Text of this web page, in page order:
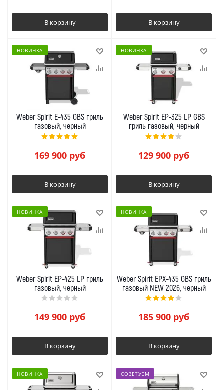
В корзину В корзину
НОВИНКА
Weber Spirit E-435 GBS гриль
газовый, черный
169 900 руб
В корзину
НОВИНКА
Weber Spirit EP-325 LP GBS
гриль газовый, черный
129 900 руб
В корзину
НОВИНКА
Weber Spirit EP-425 LP гриль
газовый, черный
149 900 руб
В корзину
НОВИНКА
Weber Spirit EPX-435 GBS гриль
газовый NEW 2026, черный
185 900 руб
В корзину
НОВИНКА СОВЕТУЕМ